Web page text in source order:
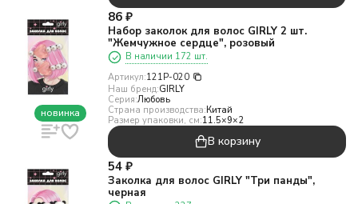
новинка
86 ₽
Набор заколок для волос GIRLY 2 шт.
"Жемчужное сердце", розовый
В наличии 172 шт.
Артикул:121P-020
Наш бренд:GIRLY
Серия:Любовь
Страна производства:Китай
Размер упаковки, см:11.5×9×2
В корзину
54 ₽
Заколка для волос GIRLY "Три панды",
черная